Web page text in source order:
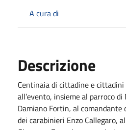
A cura di
Descrizione
Centinaia di cittadine e
all’evento, insieme al parroco
Damiano Fortin, al comandante
dei carabinieri Enzo Callegaro,